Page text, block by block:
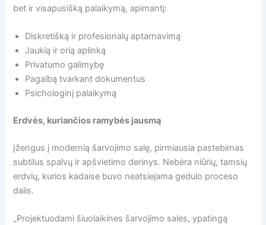
bet ir visapusišką palaikymą, apimantį:
Diskretišką ir profesionalų aptarnavimą
Jaukią ir orią aplinką
Privatumo galimybę
Pagalbą tvarkant dokumentus
Psichologinį palaikymą
Erdvės, kuriančios ramybės jausmą
Įžengus į modernią šarvojimo salę, pirmiausia pastebimas
subtilus spalvų ir apšvietimo derinys. Nebėra niūrių, tamsių
erdvių, kurios kadaise buvo neatsiejama gedulo proceso
dalis.
„Projektuodami šiuolaikines šarvojimo sales, ypatingą